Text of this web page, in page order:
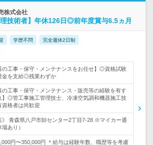
株式会社
理技術者】年休126日◎前年度賞与6.5ヵ月
学歴不問 完全週休2日制
の工事・保守・メンテナンスをお任せ】◎資格試験
金を支給◎残業わずか
の工事・保守・メンテナンス・販売等の経験を有す
】◎管工事施工管理技士、冷凍空気調和機器施工技
資格者は尚歓迎
》 青森県八戸市卸センター2丁目7-28 ※マイカー通
あり）
円〜350,000円 ＊給与は経験年数、職歴等を考慮